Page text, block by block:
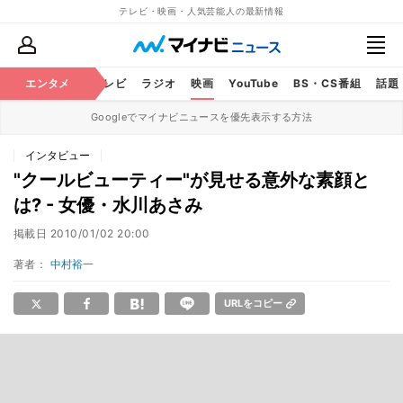
テレビ・映画・人気芸能人の最新情報
エンタメ
芸能 テレビ ラジオ 映画 YouTube BS・CS番組 話題
Googleでマイナビニュースを優先表示する方法
インタビュー
"クールビューティー"が見せる意外な素顔と
は? - 女優・水川あさみ
掲載日 2010/01/02 20:00
著者： 中村裕一
URLをコピー